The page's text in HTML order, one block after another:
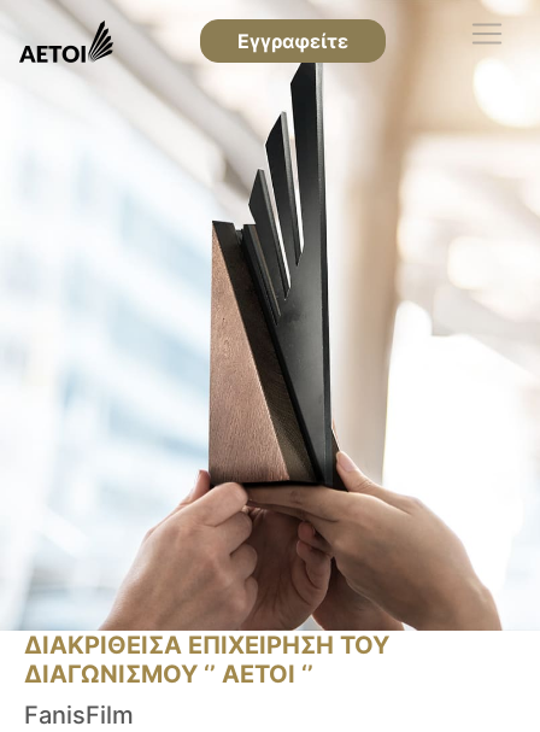
Εγγραφείτε
ΔΙΑΚΡΙΘΕΙΣΑ ΕΠΙΧΕΙΡΗΣΗ ΤΟΥ
ΔΙΑΓΩΝΙΣΜΟΥ ‘’ ΑΕΤΟΙ ‘’
FanisFilm